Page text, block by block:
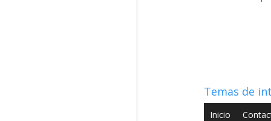
Temas de
Inicio